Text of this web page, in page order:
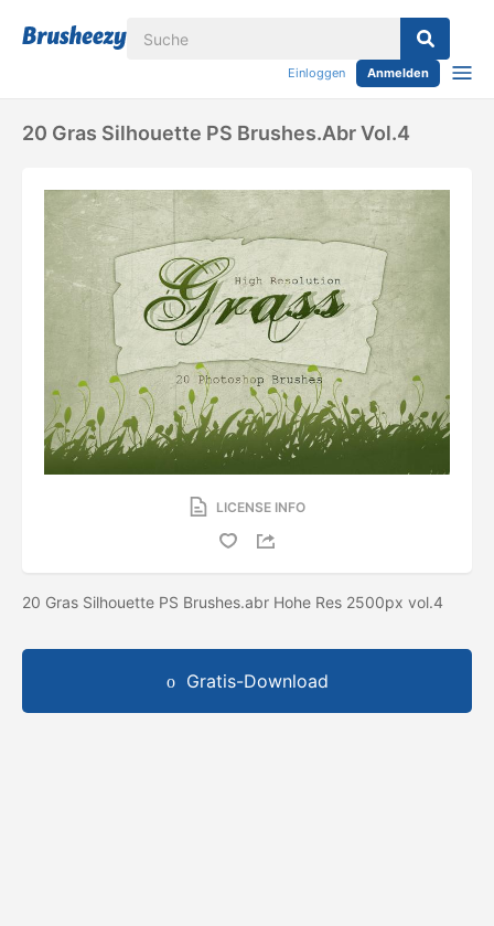
Einloggen Anmelden
20 Gras Silhouette PS Brushes.abr Vol.4
LICENSE INFO
20 Gras Silhouette PS Brushes.abr Hohe Res 2500px vol.4
Gratis-Download